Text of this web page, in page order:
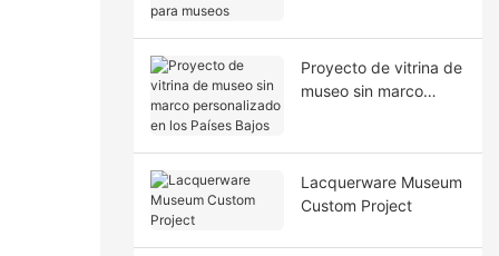
Proyecto de vitrina de
museo sin marco
Lacquerware Museum
Custom Project